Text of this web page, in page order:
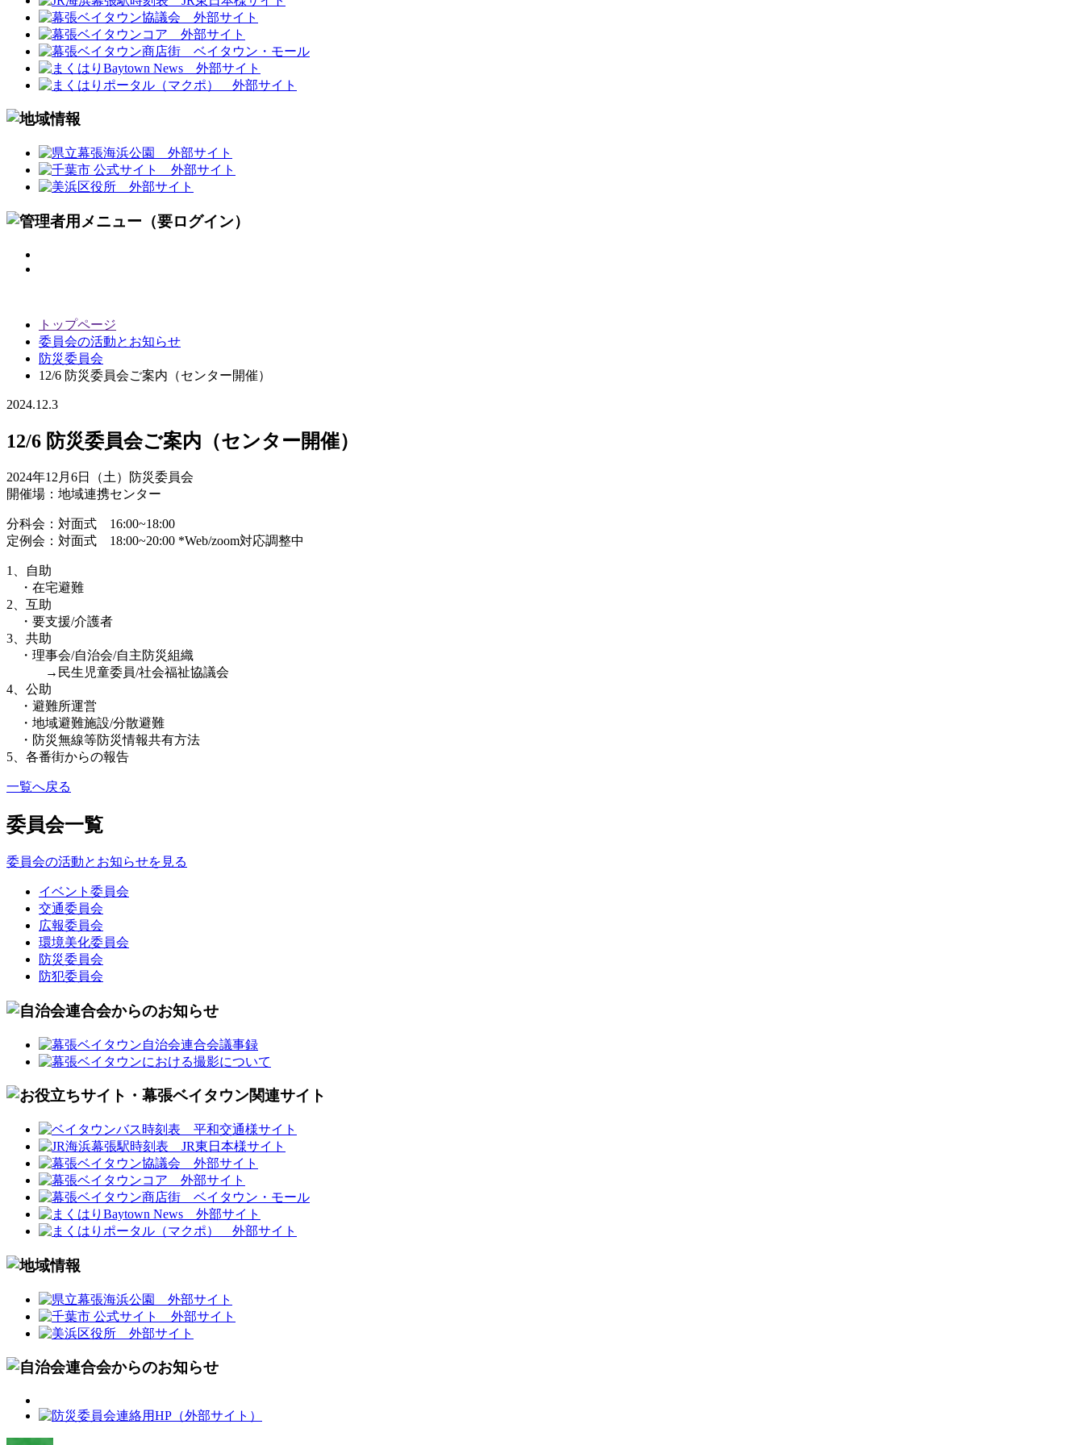
トップページ
委員会の活動とお知らせ
防災委員会
12/6 防災委員会ご案内（センター開催）
2024.12.3
12/6 防災委員会ご案内（センター開催）
2024年12月6日（土）防災委員会
開催場：地域連携センター
分科会：対面式 16:00~18:00
定例会：対面式 18:00~20:00 *Web/zoom対応調整中
1、自助
・在宅避難
2、互助
・要支援/介護者
3、共助
・理事会/自治会/自主防災組織
→民生児童委員/社会福祉協議会
4、公助
・避難所運営
・地域避難施設/分散避難
・防災無線等防災情報共有方法
5、各番街からの報告
一覧へ戻る
委員会一覧
委員会の活動とお知らせを見る
イベント委員会
交通委員会
広報委員会
環境美化委員会
防災委員会
防犯委員会